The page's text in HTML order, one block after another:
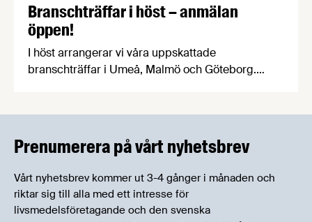
Branschträffar i höst – anmälan
öppen!
I höst arrangerar vi våra uppskattade
branschträffar i Umeå, Malmö och Göteborg.
Prenumerera på vårt nyhetsbrev
Vårt nyhetsbrev kommer ut 3-4 gånger i månaden och
riktar sig till alla med ett intresse för
livsmedelsföretagande och den svenska